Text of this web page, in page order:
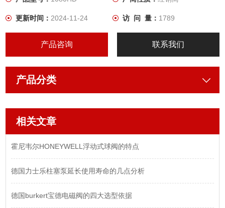
更新时间：2024-11-24 访 问 量： 1789
产品咨询 联系我们
产品分类
相关文章
霍尼韦尔HONEYWELL浮动式球阀的特点
德国力士乐柱塞泵延长使用寿命的几点分析
德国burkert宝德电磁阀的四大选型依据